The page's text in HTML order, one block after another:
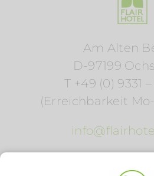
Am Alten
D-97199
T +49 (0) 9331
(Erreichbarkeit